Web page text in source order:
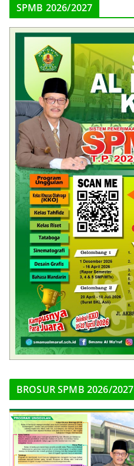
SPMB 2026/2027
BROSUR SPMB 2026/2027